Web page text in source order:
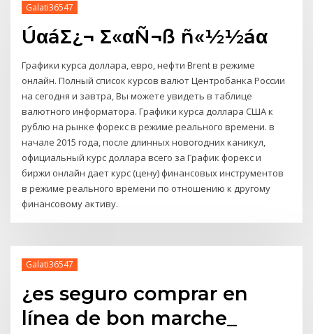
Galati36547
ÚαáΣ¿¬ Σ«αÑ¬ß ñ«½½áα
Графики курса доллара, евро, нефти Brent в режиме
онлайн. Полный список курсов валют Центробанка России
на сегодня и завтра, Вы можете увидеть в таблице
валютного информатора. Графики курса доллара США к
рублю на рынке форекс в режиме реального времени. в
начале 2015 года, после длинных новогодних каникул,
официальный курс доллара всего за График форекс и
биржи онлайн дает курс (цену) финансовых инструментов
в режиме реального времени по отношению к другому
финансовому активу.
Galati36547
¿es seguro comprar en
línea de bon marche_